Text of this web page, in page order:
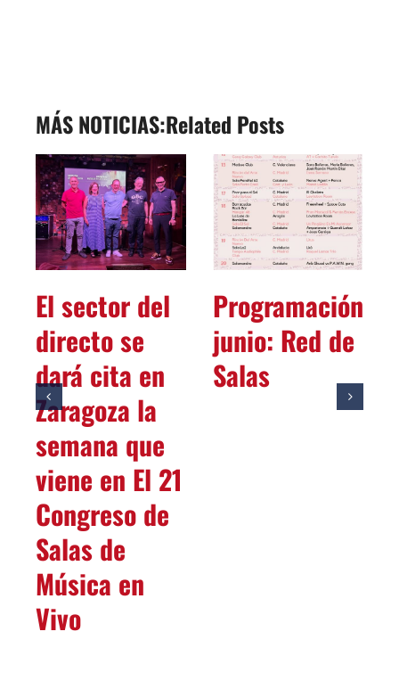
Related Posts
El sector del
directo se
dará cita en
Zaragoza la
semana que
viene en El 21
Congreso de
Salas de
Música en
Vivo
Programación
junio: Red de
Salas